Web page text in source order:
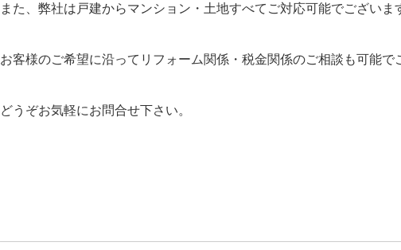
また、弊社は戸建からマンション・土地すべてご対応可能でございま
お客様のご希望に沿ってリフォーム関係・税金関係のご相談も可能で
どうぞお気軽にお問合せ下さい。